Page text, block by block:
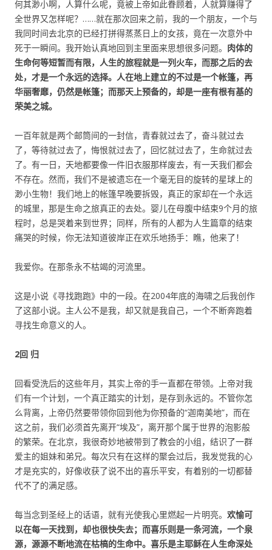
何其渺小啊，人算什么呢，竟被上帝如此眷顾着，人就算赚得了
全世界又怎样呢？……就在那次回来之前，我的一个朋友，一个与
我同时间去北京的已经打拼得蒸蒸日上的女孩，竟在一次意外中
死于一瞬间。我开始认真地回到主里面来思想很多问题。 肉体的
生命何等短暂而有限，人生的旅程就是一列火车，而那之后的去
处，才是一个永远的选择。人在地上建立的不过是一个帐篷，再
华丽奢靡，仍然是帐篷；而那天上预备的，却是一座有根有基的
荣美之城。
一百年就是两个邮筒间的一封信，青春就过去了，奋斗就过去
了，等待就过去了，悔恨就过去了，回忆就过去了，生命就过去
了。有一日，天地都要像一件旧衣服那样废去，有一天我们都会
不存在。然而，我们不是被遗忘在一个毫无目的旋转的星球上的
渺小生物！我们地上的帐篷早晚要拆毁，真正的家却在一个永远
的城里，那是生命之旅真正的去处。婴儿在母腹中结束9个月的旅
程时，总是哭着来到世界；同样，所有的人都为人生篇章的结束
痛哭的时候，你无法知道彼岸正在欢乐地扬手：瞧，他来了！
我爱你。在那条永不枯竭的河流里。
这是小说《寻找跑跑》中的一段。在2004年底的海啸之后我创作
了这部小说。主人公不是我，却又就是我自己，一个不断奔跑着
寻找生命意义的人。
2回 归
回看受洗后的这些年月，其实上帝的手一直都在带领。上帝对我
们有一个计划，一个真正踏实的计划，是存到永远的。不管你怎
么背离，上帝仍然要带领你回到他为你预备的“迦南美地”，而在
这之前，我们必须首先离开“埃及”，离开那个属于世界的泡影般
的繁荣。在北京，我很奇妙地被带到了教会的小组，结识了一群
爱主的姐妹和弟兄。每次只有在这样的聚会过后，我发觉我的心
才是充实的，好像收获了说不出的喜乐平安，有着别的一切都替
代不了的满足感。
每当念到圣经上的话语，就有光使我心里燃起一片明亮。 欢愉可
以在每一天找到，却也很快失去；而喜乐则是一条河流，一个泉
源，源源不断地流在枯槁的生命中。喜乐是主耶稣在人生命深处